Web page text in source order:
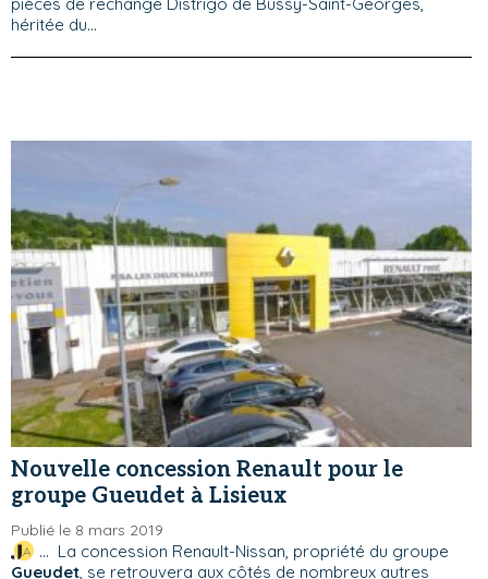
héritée du...
Nouvelle concession Renault pour le
groupe Gueudet à Lisieux
Publié le 8 mars 2019
... La concession Renault-Nissan, propriété du groupe
Gueudet, se retrouvera aux côtés de nombreux autres